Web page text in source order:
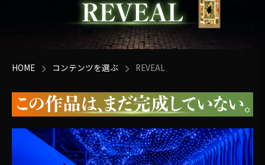
HOME コンテンツを選ぶ REVEAL